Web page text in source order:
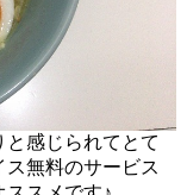
感じられてとて
無料のサービス